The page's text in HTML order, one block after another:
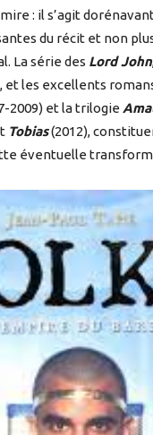
: il s’agit
du récit et non
La série des Lord John
et les excellents
2009) et la trilogie
Tobias(2012),
éventuelle